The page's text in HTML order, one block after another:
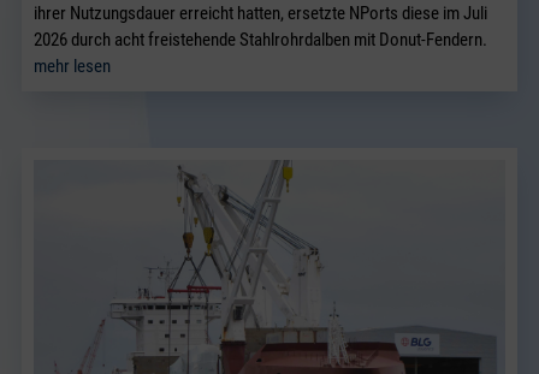
ihrer Nutzungsdauer erreicht hatten, ersetzte NPorts diese im Juli
2026 durch acht freistehende Stahlrohrdalben mit Donut-Fendern.
mehr lesen